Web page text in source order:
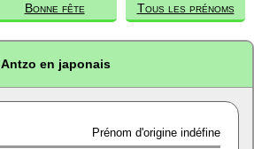
Bonne fête Tous les prénoms
Antzo en japonais
Prénom d'origine indéfine